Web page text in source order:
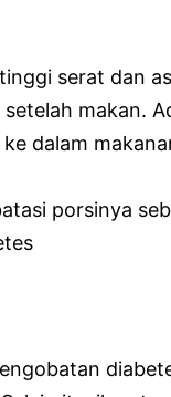
serat dan
makan.
dalam
porsinya